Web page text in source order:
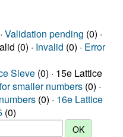
Validation pending (0) ·
(0) · Invalid (0) · Error
Sieve (0) · 15e Lattice
smaller numbers (0) ·
(0) · 16e Lattice
(0)